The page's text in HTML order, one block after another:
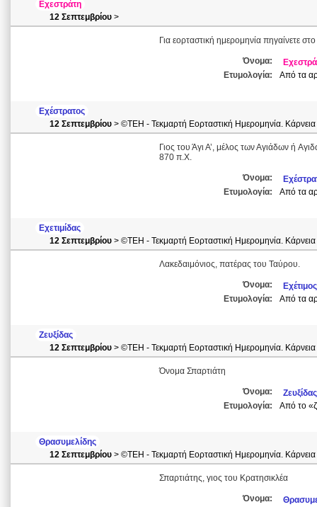
Εχεστράτη
12 Σεπτεμβρίου >
Για εορταστική ημερομηνία πηγαίνετε
Όνομα:
Ετυμολογία:
Από τα
Εχέστρατος
12 Σεπτεμβρίου > ©ΤΕΗ - Τεκμαρτή Εορταστική Ημερομηνία. Κάρνεια
Γιος του Άγι Α’, μέλος των Αγιάδων ή
870 π.Χ.
Όνομα:
Ετυμολογία:
Από τα
Εχετιμίδας
12 Σεπτεμβρίου > ©ΤΕΗ - Τεκμαρτή Εορταστική Ημερομηνία. Κάρνεια
Λακεδαιμόνιος, πατέρας του Ταύρου.
Όνομα:
Εχέτιμος
Ετυμολογία:
Από τα
Ζευξίδας
12 Σεπτεμβρίου > ©ΤΕΗ - Τεκμαρτή Εορταστική Ημερομηνία. Κάρνεια
Όνομα Σπαρτιάτη
Όνομα:
Ζευξίδας
Ετυμολογία:
Από το
Θρασυμελίδης
12 Σεπτεμβρίου > ©ΤΕΗ - Τεκμαρτή Εορταστική Ημερομηνία. Κάρνεια
Σπαρτιάτης, γιος του Κρατησικλέα
Όνομα: